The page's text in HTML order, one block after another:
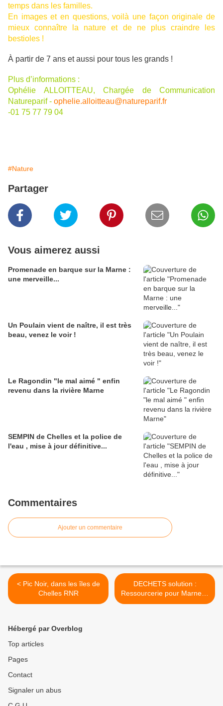
temps dans les familles.
En images et en questions, voilà une façon originale de
mieux connaître la nature et de ne plus craindre les
bestioles !
À partir de 7 ans et aussi pour tous les grands !
Plus d’informations :
Ophélie ALLOITTEAU, Chargée de Communication
Natureparif - ophelie.alloitteau@natureparif.fr
-01 75 77 79 04
#Nature
Partager
Vous aimerez aussi
Promenade en barque sur la Marne :
une merveille...
Un Poulain vient de naître, il est très
beau, venez le voir !
Le Ragondin "le mal aimé " enfin
revenu dans la rivière Marne
SEMPIN de Chelles et la police de
l'eau , mise à jour définitive...
Commentaires
Ajouter un commentaire
< Pic Noir, dans les îles de
Chelles RNR
DECHETS solution :
Ressourcerie pour Marne la
Vallée et SIETREM >
Hébergé par Overblog
Top articles
Pages
Contact
Signaler un abus